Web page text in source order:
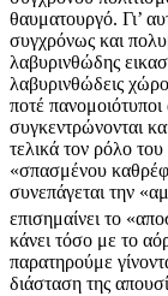
θαυματουργό. Γι’
συγχρόνως και
λαβυρινθώδης
λαβυρινθώδεις
ποτέ πανομοιότυποι
συγκεντρώνονται
τελικά τον ρόλο
«σπασμένου
συνεπάγεται την
επισημαίνει το
κάνει τόσο με το
παρατηρούμε
διάσταση της